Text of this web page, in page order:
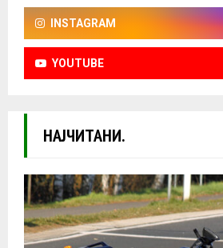
INSTAGRAM
YOUTUBE
НАЈЧИТАНИ.